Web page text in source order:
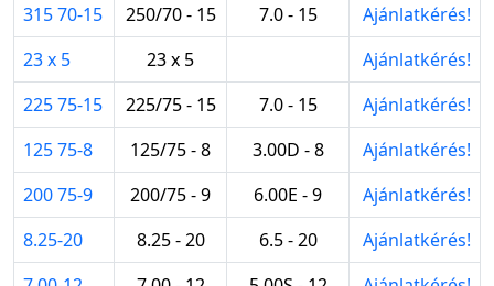
315 70-15
250/70 - 15 7.0 - 15
Ajánlatkérés!
23 x 5
23 x 5
Ajánlatkérés!
225 75-15
225/75 - 15 7.0 - 15
Ajánlatkérés!
125 75-8
125/75 - 8 3.00D - 8
Ajánlatkérés!
200 75-9
200/75 - 9 6.00E - 9
Ajánlatkérés!
8.25-20
8.25 - 20 6.5 - 20
Ajánlatkérés!